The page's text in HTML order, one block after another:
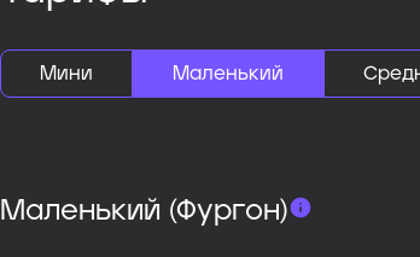
Мини Маленький
Маленький (Фургон)